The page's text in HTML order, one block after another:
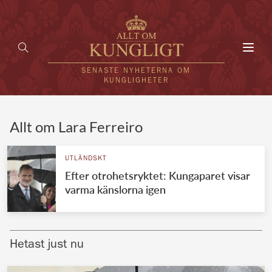
SENASTE NYHETERNA OM
KUNGLIGHETER
UTLÄNDSKT
VÄRLDENS KUNGAHUS
Brittiska kungahuset
Allt om Lara Ferreiro
UTLÄNDSKT
Efter otrohetsryktet: Kungaparet visar
varma känslorna igen
Hetast just nu